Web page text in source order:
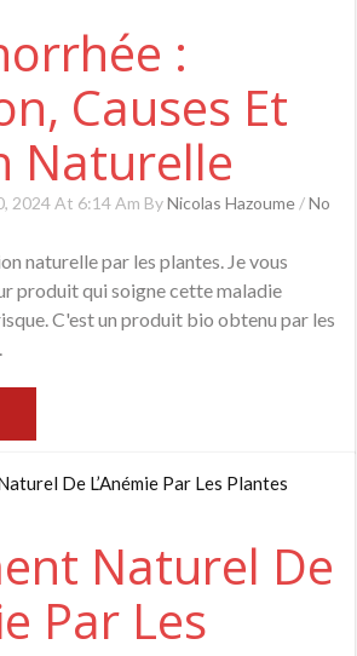
:
Causes Et
Naturelle
2024 At 6:14 Am ByNicolas Hazoume/No
naturelle par les plantes. Je vous
produit qui soigne cette maladie
C'est un produit bio obtenu par les
Naturel De
Par Les